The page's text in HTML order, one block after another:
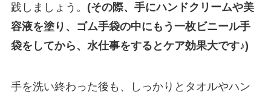
践しましょう。 (その際、手にハンドクリームや美
容液を塗り、ゴム手袋の中にもう一枚ビニール手
袋をしてから、水仕事をするとケア効果大です♪)
手を洗い終わった後も、しっかりとタオルやハン